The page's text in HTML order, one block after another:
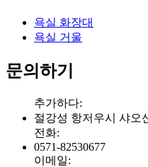
욕실 화장대
욕실 거울
문의하기
추가하다:
절강성 항저우시 샤오
전화:
0571-82530677
이메일: